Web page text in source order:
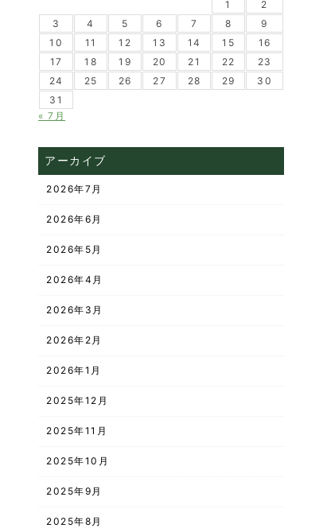
1
2
3
4 5 6 7 8
9
10
11 12 13 14 15
16
17
18 19 20 21 22
23
24
25 26 27 28 29
30
31
« 7月
アーカイブ
2026年7月
2026年6月
2026年5月
2026年4月
2026年3月
2026年2月
2026年1月
2025年12月
2025年11月
2025年10月
2025年9月
2025年8月